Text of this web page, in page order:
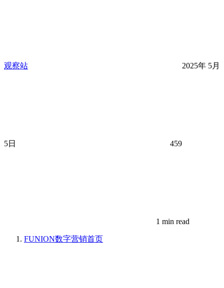
观察站 2025年 5月
5日 459
1 min read
FUNION数字营销首页